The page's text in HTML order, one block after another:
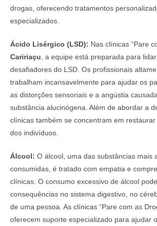
drogas, oferecendo tratamentos
especializados.
Ácido Lisérgico (LSD): Nas clínicas “Pare
Caririaçu , a equipe está preparada para
desafiadores do LSD. Os profissionais
trabalham incansavelmente para ajudar os
as distorções sensoriais e a angústia
substância alucinógena. Além de abordar a
clínicas também se concentram em
dos indivíduos.
Álcool: O álcool, uma das substâncias mais
consumidas, é tratado com empatia e
clínicas. O consumo excessivo de álcool
consequências no sistema digestivo, no
de uma pessoa. As clínicas “Pare com as
oferecem suporte especializado para ajudar